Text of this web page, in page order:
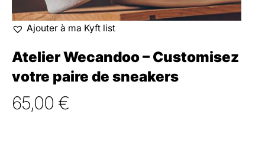
Ajouter à ma Kyft list
Atelier Wecandoo – Customisez
votre paire de sneakers
65,00 €